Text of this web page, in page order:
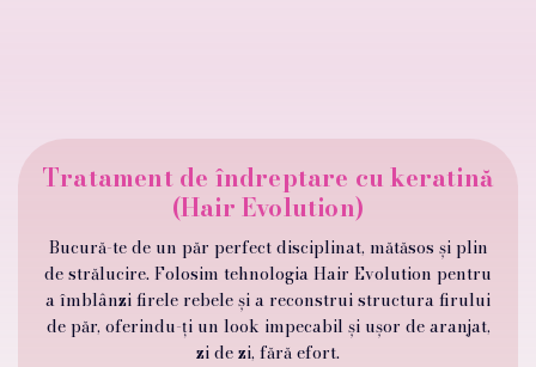
Tratament de îndreptare cu keratină
(Hair Evolution)
Bucură-te de un păr perfect disciplinat, mătăsos și plin
de strălucire. Folosim tehnologia Hair Evolution pentru
a îmblânzi firele rebele și a reconstrui structura firului
de păr, oferindu-ți un look impecabil și ușor de aranjat,
zi de zi, fără efort.